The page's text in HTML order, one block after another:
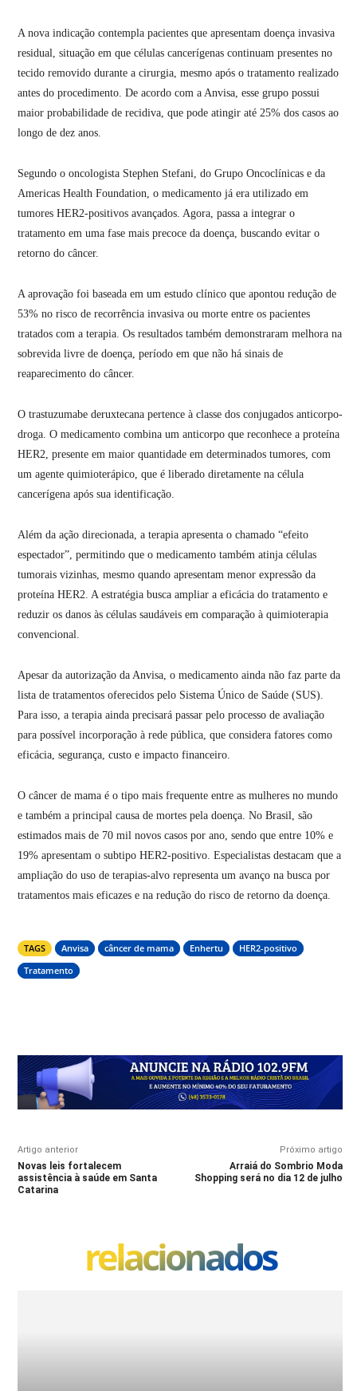
A nova indicação contempla pacientes que apresentam doença invasiva
residual, situação em que células cancerígenas continuam presentes no
tecido removido durante a cirurgia, mesmo após o tratamento realizado
antes do procedimento. De acordo com a Anvisa, esse grupo possui
maior probabilidade de recidiva, que pode atingir até 25% dos casos ao
longo de dez anos.
Segundo o oncologista Stephen Stefani, do Grupo Oncoclínicas e da
Americas Health Foundation, o medicamento já era utilizado em
tumores HER2-positivos avançados. Agora, passa a integrar o
tratamento em uma fase mais precoce da doença, buscando evitar o
retorno do câncer.
A aprovação foi baseada em um estudo clínico que apontou redução de
53% no risco de recorrência invasiva ou morte entre os pacientes
tratados com a terapia. Os resultados também demonstraram melhora na
sobrevida livre de doença, período em que não há sinais de
reaparecimento do câncer.
O trastuzumabe deruxtecana pertence à classe dos conjugados anticorpo-
droga. O medicamento combina um anticorpo que reconhece a proteína
HER2, presente em maior quantidade em determinados tumores, com
um agente quimioterápico, que é liberado diretamente na célula
cancerígena após sua identificação.
Além da ação direcionada, a terapia apresenta o chamado “efeito
espectador”, permitindo que o medicamento também atinja células
tumorais vizinhas, mesmo quando apresentam menor expressão da
proteína HER2. A estratégia busca ampliar a eficácia do tratamento e
reduzir os danos às células saudáveis em comparação à quimioterapia
convencional.
Apesar da autorização da Anvisa, o medicamento ainda não faz parte da
lista de tratamentos oferecidos pelo Sistema Único de Saúde (SUS).
Para isso, a terapia ainda precisará passar pelo processo de avaliação
para possível incorporação à rede pública, que considera fatores como
eficácia, segurança, custo e impacto financeiro.
O câncer de mama é o tipo mais frequente entre as mulheres no mundo
e também a principal causa de mortes pela doença. No Brasil, são
estimados mais de 70 mil novos casos por ano, sendo que entre 10% e
19% apresentam o subtipo HER2-positivo. Especialistas destacam que a
ampliação do uso de terapias-alvo representa um avanço na busca por
tratamentos mais eficazes e na redução do risco de retorno da doença.
TAGS Anvisa câncer de mama Enhertu
HER2-positivo
Tratamento
Artigo anterior
Novas leis fortalecem
assistência à saúde em Santa
Catarina
Próximo artigo
Arraiá do Sombrio Moda
Shopping será no dia 12 de julho
relacionados